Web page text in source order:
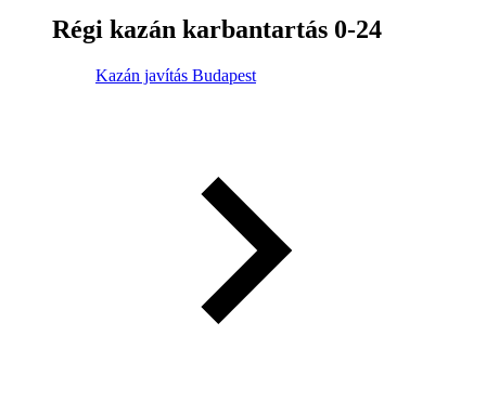
Régi kazán karbantartás 0-24
Kazán javítás Budapest